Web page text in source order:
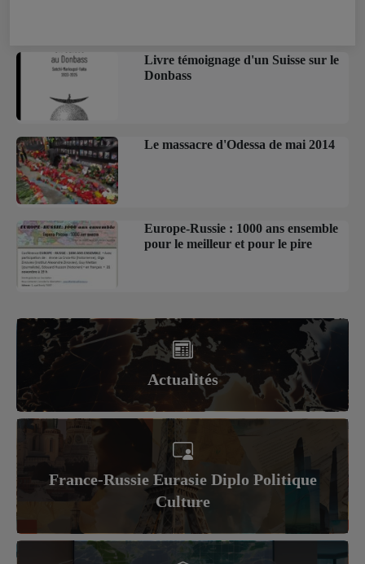
Livre témoignage d'un Suisse sur le
Donbass
Le massacre d'Odessa de mai 2014
Europe-Russie : 1000 ans ensemble
pour le meilleur et pour le pire
Actualités
France-Russie Eurasie Diplo Politique
Culture